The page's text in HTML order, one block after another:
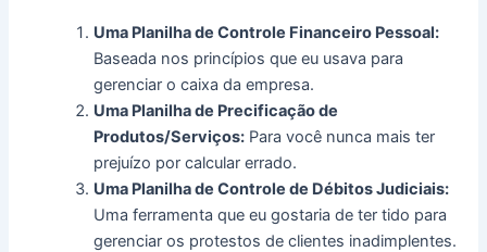
Uma Planilha de Controle Financeiro Pessoal:
Baseada nos princípios que eu usava para
gerenciar o caixa da empresa.
Uma Planilha de Precificação de
Produtos/Serviços: Para você nunca mais ter
prejuízo por calcular errado.
Uma Planilha de Controle de Débitos Judiciais:
Uma ferramenta que eu gostaria de ter tido para
gerenciar os protestos de clientes inadimplentes.